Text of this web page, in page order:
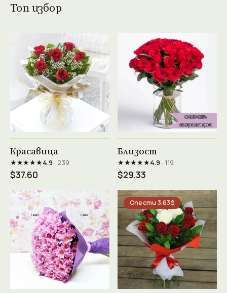
Топ избор
Красавица
★★★★★4.9· 239
$37.60
Близост
★★★★★4.9· 119
$29.33
Спести 3.63$